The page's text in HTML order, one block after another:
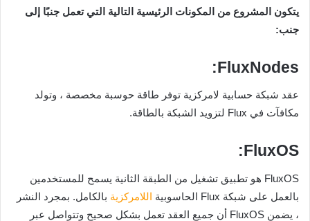
يتكون المشروع من المكونات الرئيسية التالية التي تعمل جنبًا إلى
جنب:
FluxNodes:
عقد شبكة حسابية لامركزية توفر طاقة حوسبة مخصصة ، وتولد
مكافآت في Flux لتزويد الشبكة بالطاقة.
FluxOS:
FluxOS هو تطبيق تشغيل من الطبقة الثانية يسمح للمستخدمين
بالعمل على شبكة Flux الحاسوبية
اللامركزية بالكامل. بمجرد النشر
، يضمن FluxOS أن جميع العقد تعمل بشكل صحيح وتتواصل عبر